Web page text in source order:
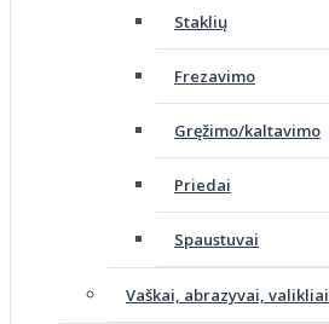
Staklių
Frezavimo
Gręžimo/kaltavimo
Priedai
Spaustuvai
Vaškai, abrazyvai, valikliai